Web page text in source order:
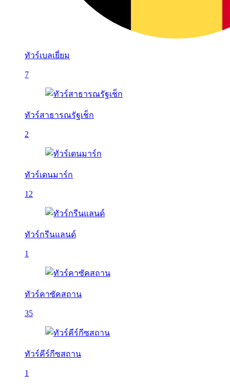
ทัวร์เบลเยี่ยม
7
ทัวร์สาธารณรัฐเช็ก
2
ทัวร์เดนมาร์ก
12
ทัวร์กรีนแลนด์
1
ทัวร์คาซัคสถาน
35
ทัวร์คีร์กีซสถาน
1